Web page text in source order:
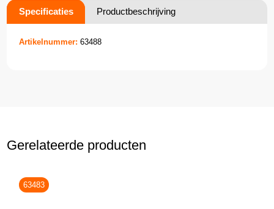
Specificaties Productbeschrijving
Artikelnummer: 63488
Gerelateerde producten
63483